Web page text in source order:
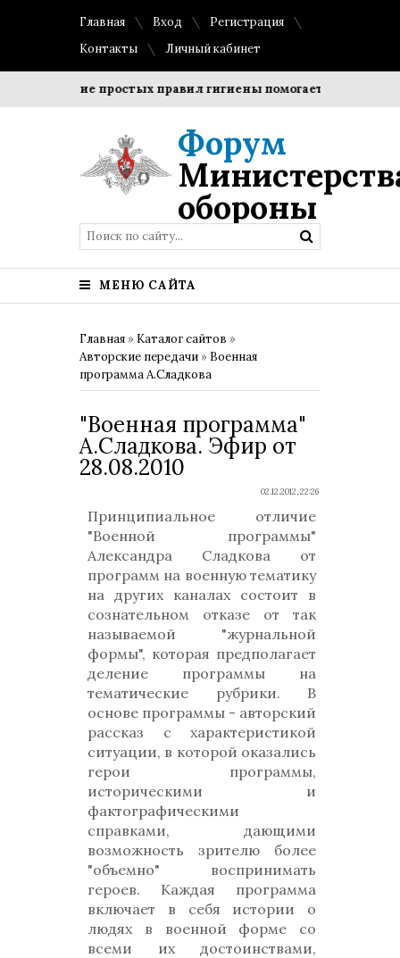
Главная Вход
Регистрация
Контакты
Личный кабинет
простых правил гигиены помогает сохранить
Форум
обороны
МЕНЮ САЙТА
Главная » Каталог сайтов »
Авторские передачи » Военная
программа А.Сладкова
"Военная программа"
А.Сладкова. Эфир от
28.08.2010
02.12.2012, 22:26
Принципиальное отличие
"Военной программы"
Александра Сладкова от
программ на военную тематику
на других каналах состоит в
сознательном отказе от так
называемой "журнальной
формы", которая предполагает
деление программы на
тематические рубрики. В
основе программы - авторский
рассказ с характеристикой
ситуации, в которой оказались
герои программы,
историческими и
фактографическими
справками, дающими
возможность зрителю более
"объемно" воспринимать
героев. Каждая программа
включает в себя истории о
людях в военной форме со
всеми их достоинствами,